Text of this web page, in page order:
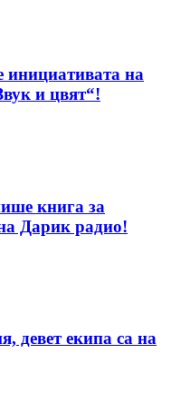
на
и цвят“!
книга за
Дарик радио!
девет екипа са на